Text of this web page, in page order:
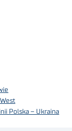
Polska – Ukraina